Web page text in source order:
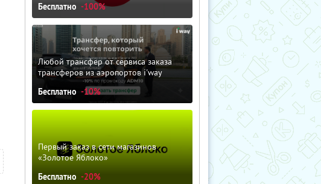
Бесплатно -100%
Любой трансфер от сервиса заказа
трансферов из аэропортов i'way
Бесплатно -10%
Первый заказ в сети магазинов
«Золотое Яблоко»
Бесплатно -20%